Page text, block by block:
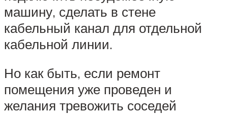
машину, сделать в стене
кабельный канал для отдельной
кабельной линии.
Но как быть, если ремонт
помещения уже проведен и
желания тревожить соседей